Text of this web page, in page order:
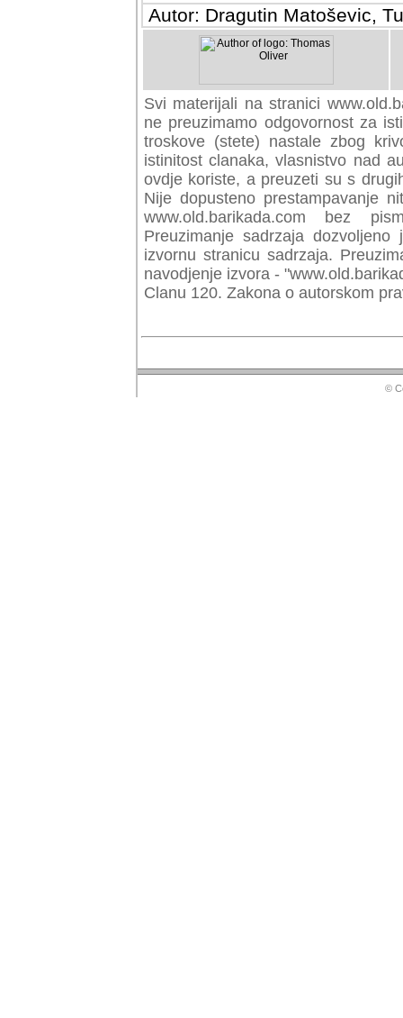
Autor: Dragutin Matoševic,
Svi materijali na stranici
preuzimamo odgovornost za
troskove (stete) nastale zbog
istinitost clanaka, vlasnistvo nad
ovdje koriste, a preuzeti su s
Nije dopusteno prestampavanje
www.old.barikada.com bez
Preuzimanje sadrzaja
izvornu stranicu sadrzaja.
navodjenje izvora -
Clanu 120. Zakona o autorskom
©